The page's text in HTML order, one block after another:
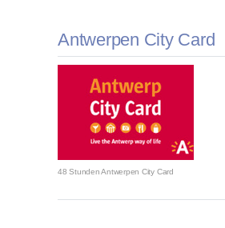
Antwerpen City Card
48 Stunden Antwerpen City Card